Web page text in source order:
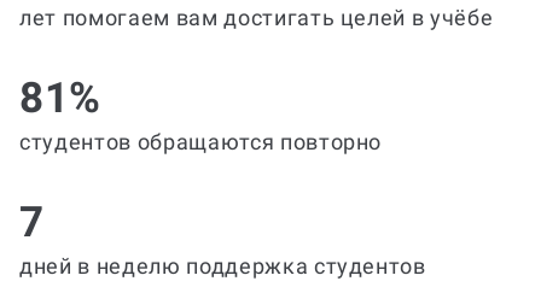
лет помогаем вам достигать целей в учёбе
81%
студентов обращаются повторно
7
дней в неделю поддержка студентов